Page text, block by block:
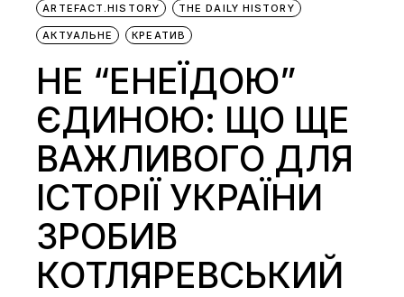
ARTEFACT.HISTORY
THE DAILY HISTORY
АКТУАЛЬНЕ КРЕАТИВ
НЕ “ЕНЕЇДОЮ”
ЄДИНОЮ: ЩО ЩЕ
ВАЖЛИВОГО ДЛЯ
ІСТОРІЇ УКРАЇНИ
ЗРОБИВ
КОТЛЯРЕВСЬКИЙ